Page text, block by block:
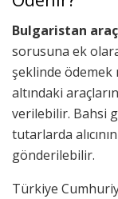
Bulgaristan
sorusuna ek
şeklinde ödemek
altındaki
verilebilir. Bahsi
tutarlarda
gönderilebilir.
Türkiye